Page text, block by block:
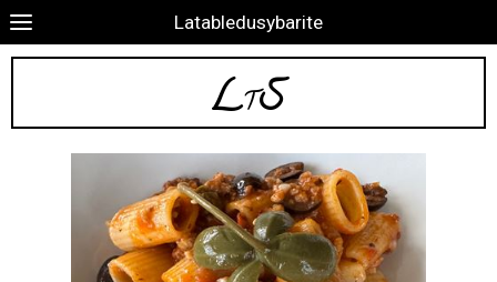
Latabledusybarite
LTS